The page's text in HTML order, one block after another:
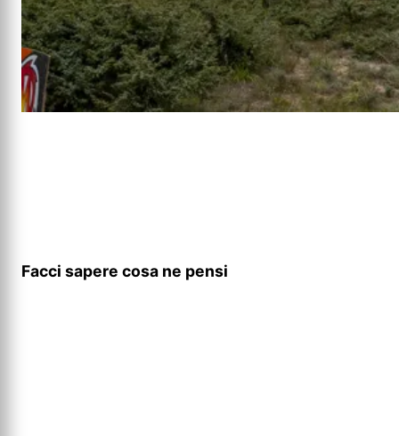
Facci sapere cosa ne pensi